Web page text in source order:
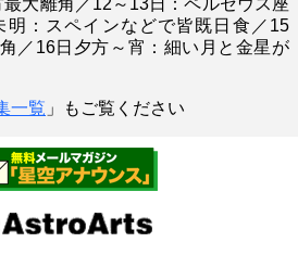
明：スペインなどで皆既日食／15
／16日夕方～宵：細い月と金星が
一覧 」もご覧ください